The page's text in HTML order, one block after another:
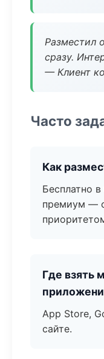
Разместил
сразу.
— Клиент
Часто
Как
Бесплатно
премиум —
Где взять
App Store,
сайте.